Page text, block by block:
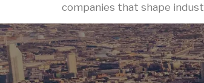
companies that shape